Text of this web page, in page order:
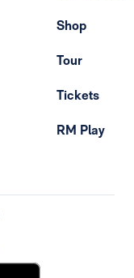
Shop
Tour
Tickets
RM Play